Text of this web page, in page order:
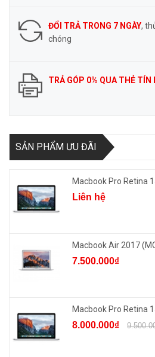
ĐỔI TRẢ TRONG 7 NGÀY,
chóng
TRẢ GÓP 0% QUA THẺ TÍN
SẢN PHẨM ƯU ĐÃI
Macbook Pro Retina
Liên hệ
Macbook Air 2017
7.500.000₫
Macbook Pro Retina
8.000.000₫